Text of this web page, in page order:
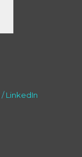
/LinkedIn